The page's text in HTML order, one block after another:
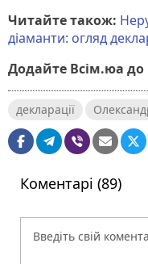
Читайте також:
діаманти: огляд
Додайте Всім.юа
декларації
Коментарі (89)